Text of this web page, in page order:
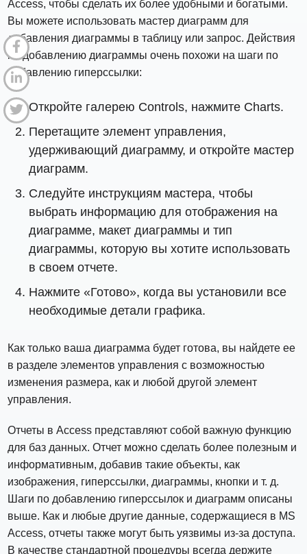
Access, чтобы сделать их более удобными и богатыми.
Вы можете использовать мастер диаграмм для
добавления диаграммы в таблицу или запрос. Действия
по добавлению диаграммы очень похожи на шаги по
добавлению гиперссылки:
Откройте галерею Controls, нажмите Charts.
Перетащите элемент управления,
удерживающий диаграмму, и откройте мастер
диаграмм.
Следуйте инструкциям мастера, чтобы
выбрать информацию для отображения на
диаграмме, макет диаграммы и тип
диаграммы, которую вы хотите использовать
в своем отчете.
Нажмите «Готово», когда вы установили все
необходимые детали графика.
Как только ваша диаграмма будет готова, вы найдете ее
в разделе элементов управления с возможностью
изменения размера, как и любой другой элемент
управления.
Отчеты в Access представляют собой важную функцию
для баз данных. Отчет можно сделать более полезным и
информативным, добавив такие объекты, как
изображения, гиперссылки, диаграммы, кнопки и т. д.
Шаги по добавлению гиперссылок и диаграмм описаны
выше. Как и любые другие данные, содержащиеся в MS
Access, отчеты также могут быть уязвимы из-за доступа.
В качестве стандартной процедуры всегда держите